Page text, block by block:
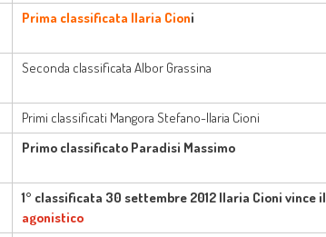
Prima classificata Ilaria Cioni
Seconda classificata Albor Grassina
Primi classificati Mangora Stefano-Ilaria Cioni
Primo classificato Paradisi Massimo
1° classificata 30 settembre 2012 Ilaria Cioni vince il
agonistico